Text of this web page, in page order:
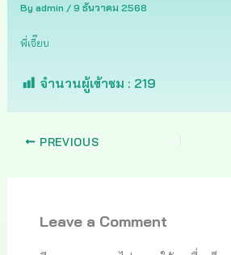
By admin / 9 ธันวาคม 2568
พี่เจี๊ยบ
จำนวนผู้เข้าชม : 219
PREVIOUS
Leave a Comment